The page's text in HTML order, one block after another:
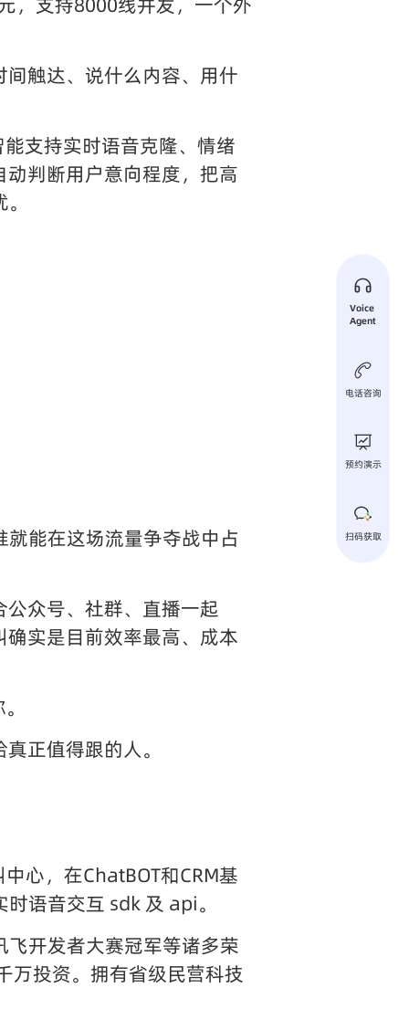
Voice
Agent
电话咨询
预约演示
扫码获取
，支持8000线并发，一个外
触达、说什么内容、用什
支持实时语音克隆、情绪
判断用户意向程度，把高
能在这场流量争夺战中占
众号、社群、直播一起
实是目前效率最高、成本
正值得跟的人。
心，在ChatBOT和CRM基
语音交互 sdk 及 api。
开发者大赛冠军等诸多荣
万投资。拥有省级民营科技